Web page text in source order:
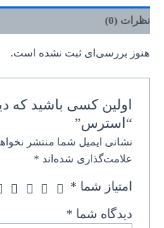
نظرات (0)
هنوز بررسی‌ای ثبت نشده است.
اولین کسی باشید که
“استرس”
نشانی ایمیل شما منتشر
علامت‌گذاری شده‌اند *
امتیاز شما *
دیدگاه شما *